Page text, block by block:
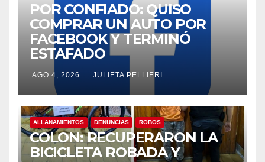
POR CONFIADO: QUISO
COMPRAR UN AUTO POR
FACEBOOK Y TERMINÓ
ESTAFADO
AGO 4, 2026 JULIETA PELLIERI
ALLANAMIENTOS DENUNCIAS ROBOS
COLON: RECUPERARON LA
BICICLETA ROBADA Y